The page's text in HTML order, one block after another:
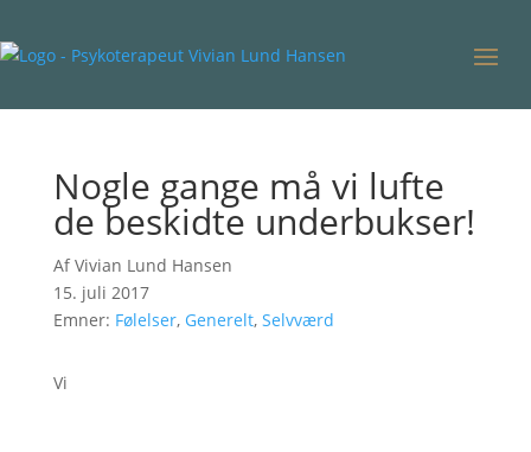
Nogle gange må vi lufte
de beskidte underbukser!
Af Vivian Lund Hansen
15. juli 2017
Emner: Følelser, Generelt, Selvværd
Vi